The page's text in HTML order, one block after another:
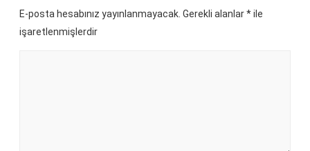
E-posta hesabınız yayınlanmayacak. Gerekli alanlar*ile
işaretlenmişlerdir